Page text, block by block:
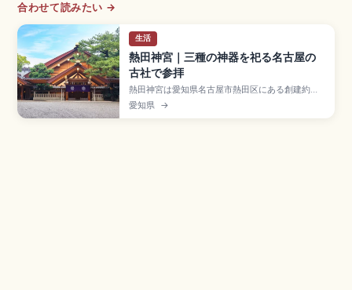
合わせて読みたい →
生活
熱田神宮｜三種の神器を祀る名古屋の
古社で参拝
熱田神宮は愛知県名古屋市熱田区にある創建約
1900年前と伝わる古社で、三種の神器のひとつ
「草薙神剣」を御神体として祀る格式の高い神社
愛知県 →